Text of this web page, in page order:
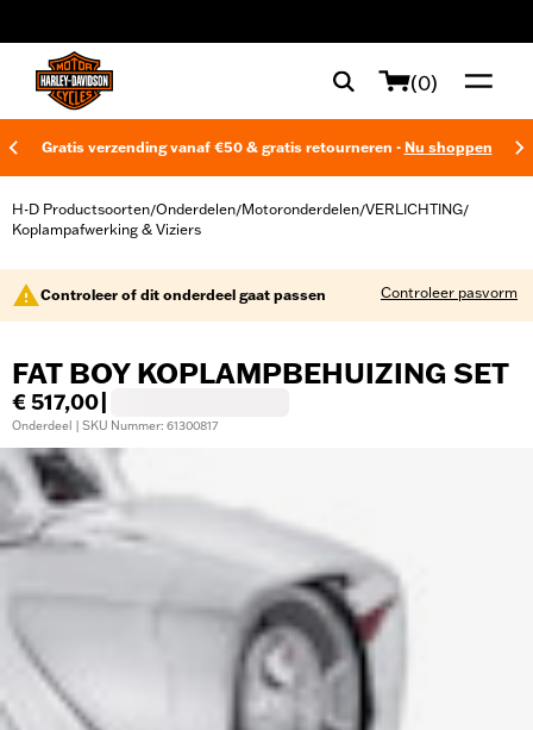
(0)
Gratis verzending vanaf €50 & gratis retourneren - Nu shoppen
H-D Productsoorten/Onderdelen/Motoronderdelen/VERLICHTING/
Koplampafwerking & Viziers
Controleer of dit onderdeel gaat passen Controleer pasvorm
FAT BOY KOPLAMPBEHUIZING SET
€ 517,00
Onderdeel | SKU Nummer: 61300817